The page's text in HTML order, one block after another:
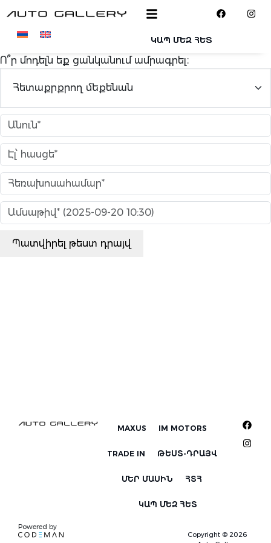
ԿԱՊ ՄԵԶ ՀԵՏ
Ո՞ր մոդելն եք ցանկանում ամրագրել։
MAXUS IM MOTORS
TRADE IN ԹԵՍՏ-ԴՐԱՅՎ
ՄԵՐ ՄԱՍԻՆ ՀՏՀ
ԿԱՊ ՄԵԶ ՀԵՏ
Copyright © 2026
Powered by